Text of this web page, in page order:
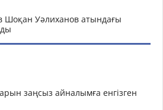
Шоқан Уәлиханов атындағы
заңсыз айналымға енгізген